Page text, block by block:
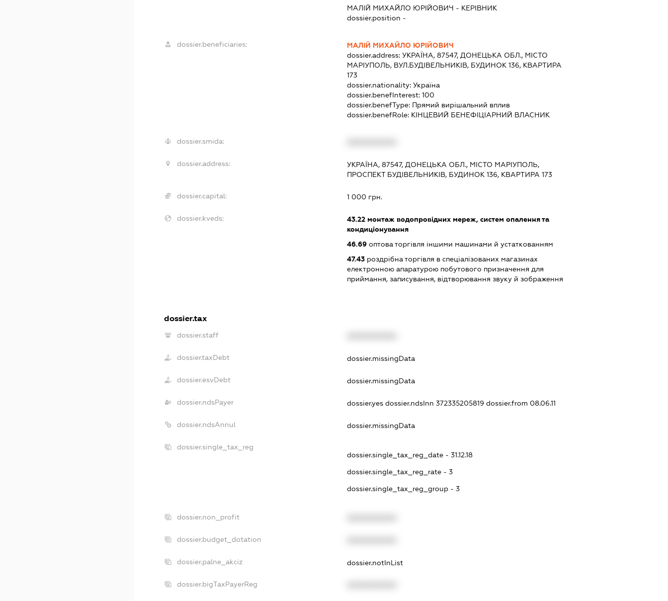
МАЛІЙ МИХАЙЛО ЮРІЙОВИЧ - КЕРІВНИК
dossier.position -
dossier.beneficiaries:
МАЛІЙ МИХАЙЛО ЮРІЙОВИЧ
dossier.address:УКРАЇНА, 87547, ДОНЕЦЬКА ОБЛ., МІСТО
МАРІУПОЛЬ, ВУЛ.БУДІВЕЛЬНИКІВ, БУДИНОК 136, КВАРТИРА
173
dossier.nationality:Україна
dossier.benefInterest:100
dossier.benefType: Прямий вирішальний вплив
dossier.benefRole: КІНЦЕВИЙ БЕНЕФІЦІАРНИЙ ВЛАСНИК
dossier.smida:
dossier.address:
УКРАЇНА, 87547, ДОНЕЦЬКА ОБЛ., МІСТО МАРІУПОЛЬ,
ПРОСПЕКТ БУДІВЕЛЬНИКІВ, БУДИНОК 136, КВАРТИРА 173
dossier.capital: 1 000 грн.
dossier.kveds: 43.22 монтаж водопровідних мереж, систем опалення та
кондиціонування
46.69 оптова торгівля іншими машинами й устаткованням
47.43 роздрібна торгівля в спеціалізованих магазинах
електронною апаратурою побутового призначення для
приймання, записування, відтворювання звуку й зображення
dossier.tax
dossier.staff
dossier.taxDebt dossier.missingData
dossier.esvDebt dossier.missingData
dossier.ndsPayer dossier.yesdossier.ndsInn 372335205819dossier.from 08.06.11
dossier.ndsAnnul dossier.missingData
dossier.single_tax_reg
dossier.single_tax_reg_date - 31.12.18
dossier.single_tax_reg_rate - 3
dossier.single_tax_reg_group - 3
dossier.non_profit
dossier.budget_dotation
dossier.palne_akciz dossier.notInList
dossier.bigTaxPayerReg